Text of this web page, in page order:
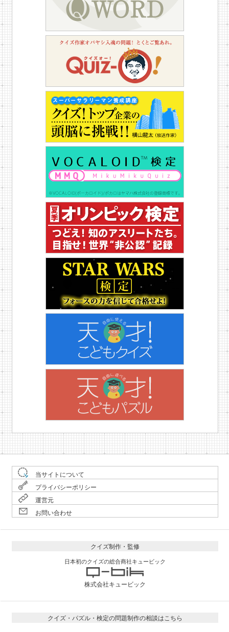
当サイトについて
プライバシーポリシー
運営元
お問い合わせ
クイズ制作・監修
日本初のクイズの総合商社キュービック
株式会社キュービック
クイズ・パズル・検定の問題制作の相談はこちら